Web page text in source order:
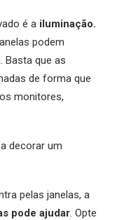
é a iluminação.
podem
Basta que as
de forma que
monitores,
pelas janelas, a
pode ajudar. Opte